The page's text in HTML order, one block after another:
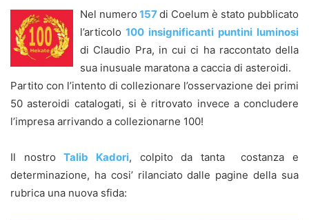
Nel numero 157di Coelum è stato pubblicato
l’articolo 100 insignificanti puntini luminosi
di Claudio Pra, in cui ci ha raccontato della
sua inusuale maratona a caccia di asteroidi.
Partito con l’intento di collezionare l’osservazione dei primi
50 asteroidi catalogati, si è ritrovato invece a concludere
l’impresa arrivando a collezionarne 100!
Il nostroTalib Kadori, colpito da tanta costanza e
determinazione, ha cosi’ rilanciato dalle pagine della sua
rubrica una nuova sfida: